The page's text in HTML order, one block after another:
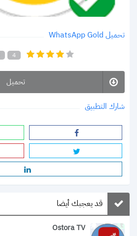
تحميل WhatsApp Gold
4
تحميل
شارك التطبيق
قد يعجبك أيضا
Ostora TV